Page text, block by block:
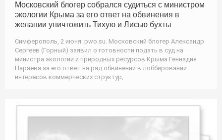
Московский блогер собрался судиться с министром
экологии Крыма за его ответ на обвинения в
желании уничтожить Тихую и Лисью бухты
Симферополь, 2 июня. pwo.su. Московский блогер Александр
Сергеев (Горный) заявил о готовности подать в суд на
министра экологии и природных ресурсов Крыма Геннадия
Нараева за его ответ на ряд обвинений в лоббировании
интересов коммерческих структур,